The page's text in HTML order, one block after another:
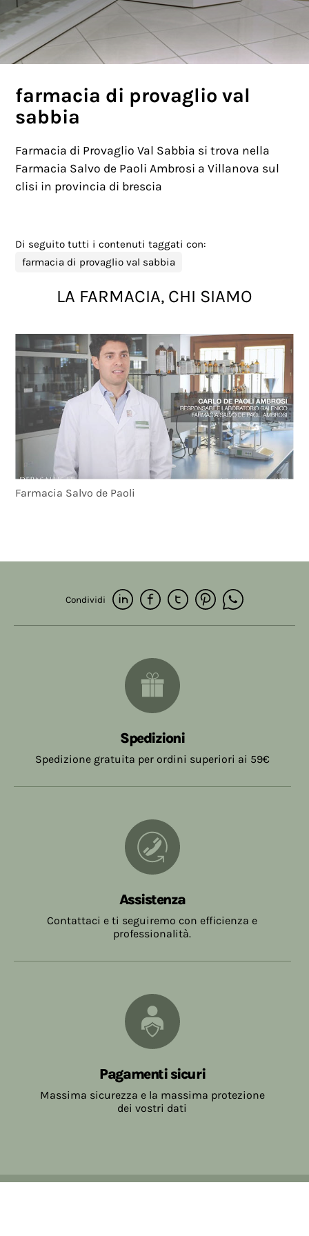
farmacia di provaglio val
sabbia
Farmacia di Provaglio Val Sabbia si trova nella
Farmacia Salvo de Paoli Ambrosi a Villanova sul
clisi in provincia di brescia
Di seguito tutti i contenuti taggati con:
farmacia di provaglio val sabbia
LA FARMACIA, CHI SIAMO
Farmacia Salvo de Paoli
Condividi
Spedizioni
Spedizione gratuita per ordini superiori ai 59€
Assistenza
Contattaci e ti seguiremo con efficienza e
professionalità.
Pagamenti sicuri
Massima sicurezza e la massima protezione
dei vostri dati